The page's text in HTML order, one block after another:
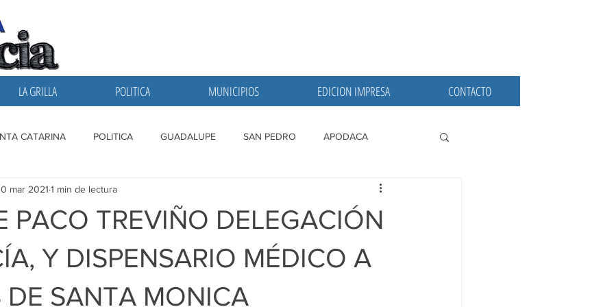
LA GRILLA POLITICA MUNICIPIOS EDICION IMPRESA CONTACTO
CATARINA POLITICA GUADALUPE SAN PEDRO APODACA
GRILLA SAN NICOLAS
PACO TREVIÑO DELEGACIÓN
Y DISPENSARIO MÉDICO A
DE SANTA MONICA
mar 2021 1 min de lectura